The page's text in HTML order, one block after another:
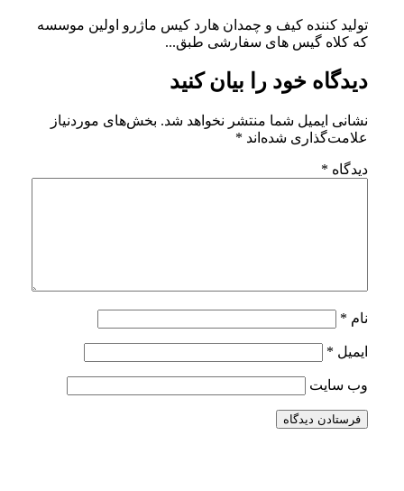
تولید کننده کیف و چمدان هارد کیس ماژرو اولین موسسه
که کلاه گیس های سفارشی طبق...
دیدگاه خود را بیان کنید
نشانی ایمیل شما منتشر نخواهد شد. بخش‌های موردنیاز
علامت‌گذاری شده‌اند *
دیدگاه *
نام *
ایمیل *
وب‌ سایت